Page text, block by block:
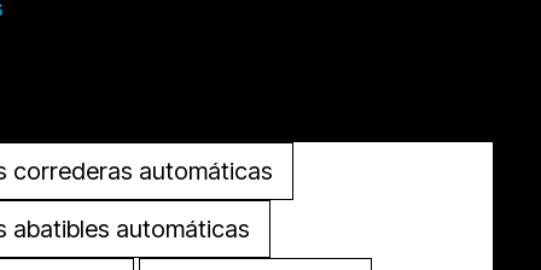
correderas automáticas
abatibles automáticas